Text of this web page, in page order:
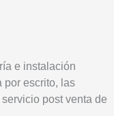
e instalación
por escrito, las
post venta de